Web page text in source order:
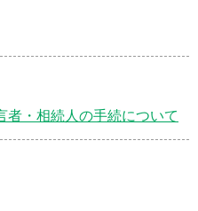
・相続人の手続について